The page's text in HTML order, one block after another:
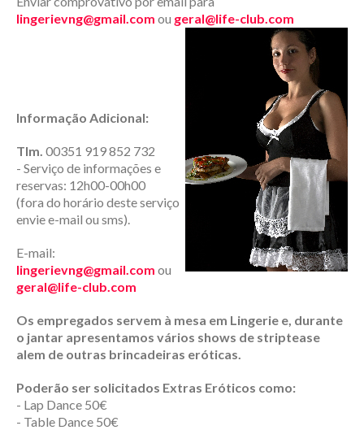
lingerievng@gmail.com ou geral@life-club.com
Informação Adicional:
Tlm. 00351 919 852 732
- Serviço de informações e
reservas: 12h00-00h00
(fora do horário deste serviço
envie e-mail ou sms).
E-mail:
lingerievng@gmail.com ou
geral@life-club.com
Os empregados servem à mesa em Lingerie e, durante
o jantar apresentamos vários shows de striptease
alem de outras brincadeiras eróticas.
Poderão ser solicitados Extras Eróticos como:
- Lap Dance 50€
- Table Dance 50€